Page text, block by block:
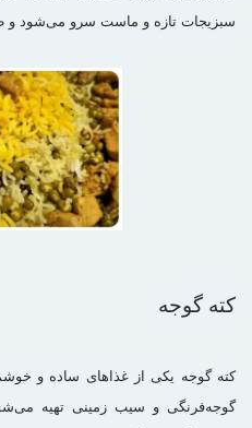
سبزیجات تازه و ماست سرو می‌شود و
کته گوجه
کته گوجه یکی از غذاهای ساده و
گوجه‌فرنگی و سیب زمینی تهیه